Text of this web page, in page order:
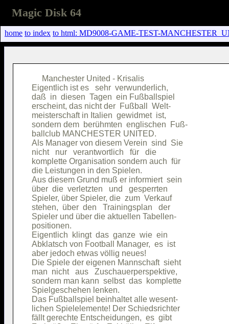
Magic Disk 64
home to index to html: MD9008-GAME-TEST-
     Manchester United - Krisalis
Eigentlich ist es   sehr  verwunderlich,
daß  in  diesen  Tagen  ein Fußballspiel
erscheint, das nicht der  Fußball  Welt-
meisterschaft in Italien  gewidmet  ist,
sondern dem  berühmten  englischen  Fuß-
ballclub MANCHESTER UNITED.
Als Manager von diesem Verein  sind  Sie
nicht   nur   verantwortlich   für   die
komplette Organisation sondern auch  für
die Leistungen in den Spielen.
Aus diesem Grund muß er informiert  sein
über  die  verletzten   und   gesperrten
Spieler, über Spieler, die  zum  Verkauf
stehen,  über  den   Trainingsplan   der
Spieler und über die aktuellen Tabellen-
positionen.
Eigentlich  klingt  das  ganze  wie  ein
Abklatsch von Football Manager,  es  ist
aber jedoch etwas völlig neues!
Die Spiele der eigenen Mannschaft  sieht
man  nicht   aus   Zuschauerperspektive,
sondern man kann  selbst  das  komplette
Spielgeschehen lenken.
Das Fußballspiel beinhaltet alle wesent-
lichen Spielelemente! Der Schiedsrichter
fällt gerechte Entscheidungen,  es  gibt